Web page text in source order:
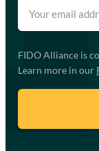
FIDO Alliance is
Learn more in our